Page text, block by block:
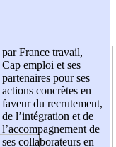
par France travail,
Cap emploi et ses
partenaires pour ses
actions concrètes en
faveur du recrutement,
de l’intégration et de
l’accompagnement de
ses collaborateurs en